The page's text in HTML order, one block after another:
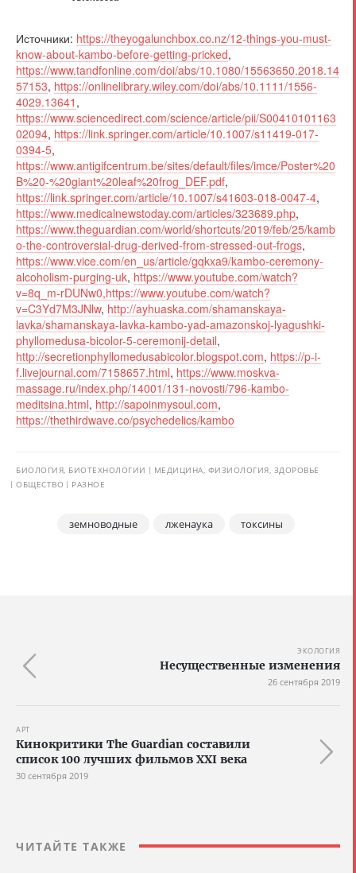
Источники: https://theyogalunchbox.co.nz/12-things-you-must-
know-about-kambo-before-getting-pricked,
https://www.tandfonline.com/doi/abs/10.1080/15563650.2018.14
57153, https://onlinelibrary.wiley.com/doi/abs/10.1111/1556-
4029.13641 ,
https://www.sciencedirect.com/science/article/pii/S00410101163
02094, https://link.springer.com/article/10.1007/s11419-017-
0394-5,
https://www.antigifcentrum.be/sites/default/files/imce/Poster%20
B%20-%20giant%20leaf%20frog_DEF.pdf,
https://link.springer.com/article/10.1007/s41603-018-0047-4,
https://www.medicalnewstoday.com/articles/323689.php,
https://www.theguardian.com/world/shortcuts/2019/feb/25/kamb
o-the-controversial-drug-derived-from-stressed-out-frogs,
https://www.vice.com/en_us/article/gqkxa9/kambo-ceremony-
alcoholism-purging-uk, https://www.youtube.com/watch?
v=8q_m-rDUNw0,https://www.youtube.com/watch?
v=C3Yd7M3JNlw, http://ayhuaska.com/shamanskaya-
lavka/shamanskaya-lavka-kambo-yad-amazonskoj-lyagushki-
phyllomedusa-bicolor-5-ceremonij-detail,
http://secretionphyllomedusabicolor.blogspot.com, https://p-i-
f.livejournal.com/7158657.html, https://www.moskva-
massage.ru/index.php/14001/131-novosti/796-kambo-
meditsina.html, http://sapoinmysoul.com,
https://thethirdwave.co/psychedelics/kambo
БИОЛОГИЯ, БИОТЕХНОЛОГИИ
МЕДИЦИНА, ФИЗИОЛОГИЯ, ЗДОРОВЬЕ
ОБЩЕСТВО
РАЗНОЕ
земноводные лженаука токсины
ЭКОЛОГИЯ
Несущественные изменения
26 сентября 2019
АРТ
Кинокритики The Guardian составили
список 100 лучших фильмов XXI века
30 сентября 2019
ЧИТАЙТЕ ТАКЖЕ